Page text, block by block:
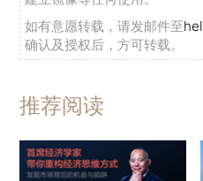
如有意愿转载，请发邮件至
确认及授权后，方可转载。
推荐阅读